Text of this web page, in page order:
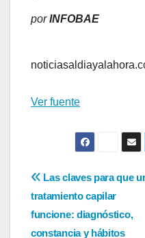
porINFOBAE
Ver fuente
de
Las claves para que
tratamiento capilar
funcione: diagnóstico,
constancia y hábitos